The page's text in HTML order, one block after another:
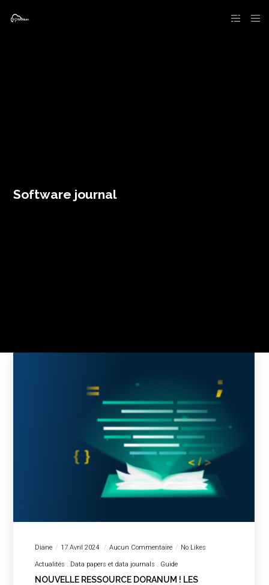
Software journal
Diane 17 Avril 2024 Aucun Commentaire No Likes
Actualités Data papers et data journals Guide
NOUVELLE RESSOURCE DORANUM ! LES